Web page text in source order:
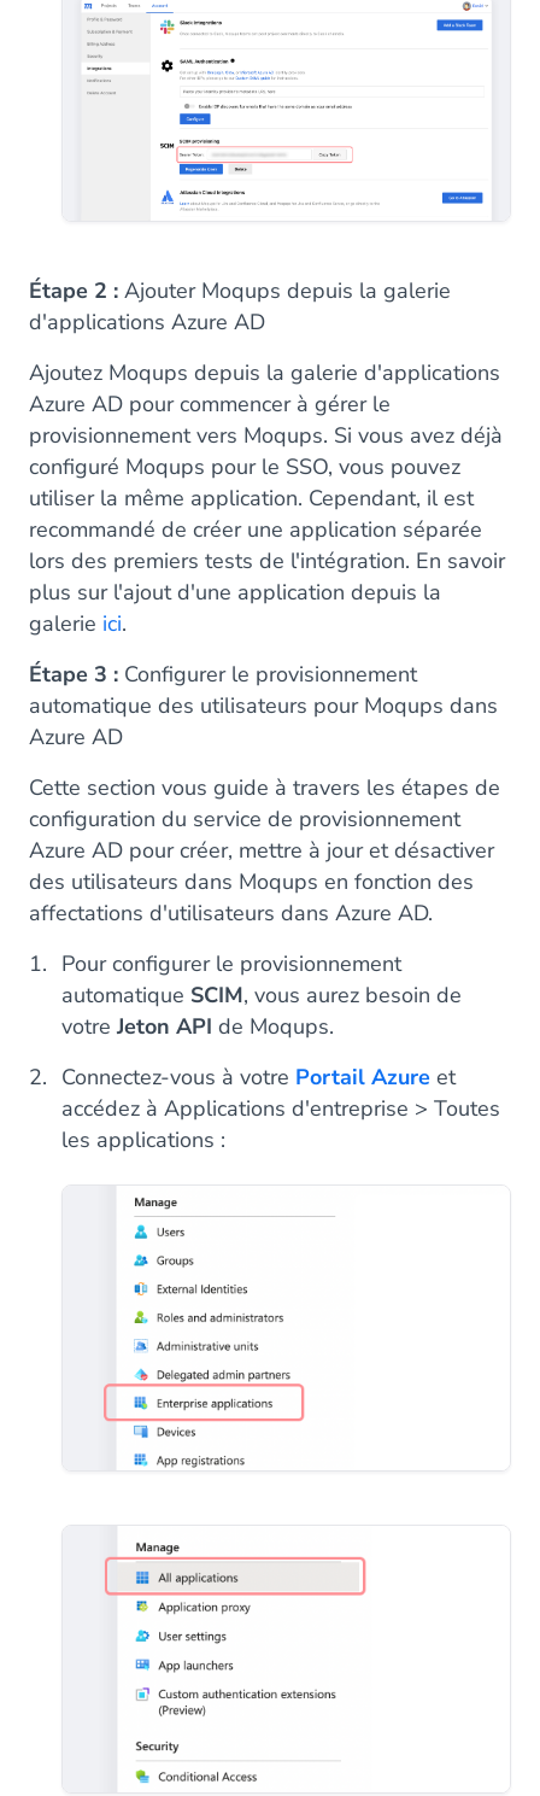
Étape 2 : Ajouter Moqups depuis la galerie
d'applications Azure AD
Ajoutez Moqups depuis la galerie d'applications
Azure AD pour commencer à gérer le
provisionnement vers Moqups. Si vous avez déjà
configuré Moqups pour le SSO, vous pouvez
utiliser la même application. Cependant, il est
recommandé de créer une application séparée
lors des premiers tests de l'intégration. En savoir
plus sur l'ajout d'une application depuis la
galerie ici.
Étape 3 : Configurer le provisionnement
automatique des utilisateurs pour Moqups dans
Azure AD
Cette section vous guide à travers les étapes de
configuration du service de provisionnement
Azure AD pour créer, mettre à jour et désactiver
des utilisateurs dans Moqups en fonction des
affectations d'utilisateurs dans Azure AD.
Pour configurer le provisionnement
automatique SCIM, vous aurez besoin de
votre Jeton API de Moqups.
Connectez-vous à votre Portail Azure et
accédez à Applications d'entreprise > Toutes
les applications :